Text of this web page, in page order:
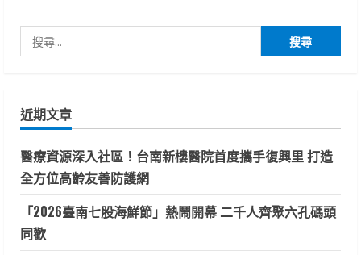
尋
字:
近期文章
醫療資源深入社區！台南新樓醫院首度攜手復興里 打造
全方位高齡友善防護網
「2026臺南七股海鮮節」熱鬧開幕 二千人齊聚六孔碼頭
同歡